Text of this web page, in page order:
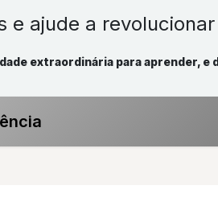
e ajude a
extraordinária para aprender,